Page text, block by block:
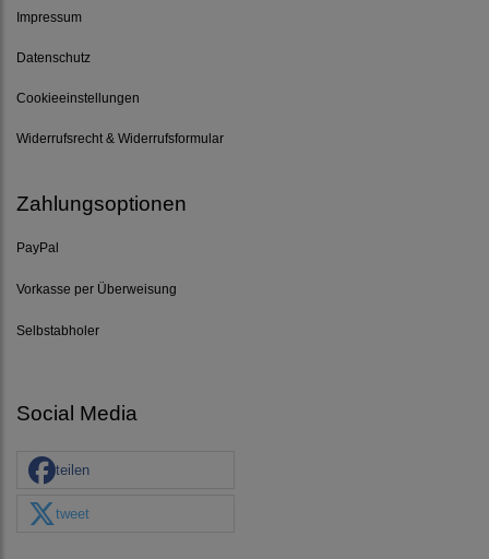
Impressum
Datenschutz
Cookieeinstellungen
Widerrufsrecht & Widerrufsformular
Zahlungsoptionen
PayPal
Vorkasse per Überweisung
Selbstabholer
Social Media
teilen
tweet